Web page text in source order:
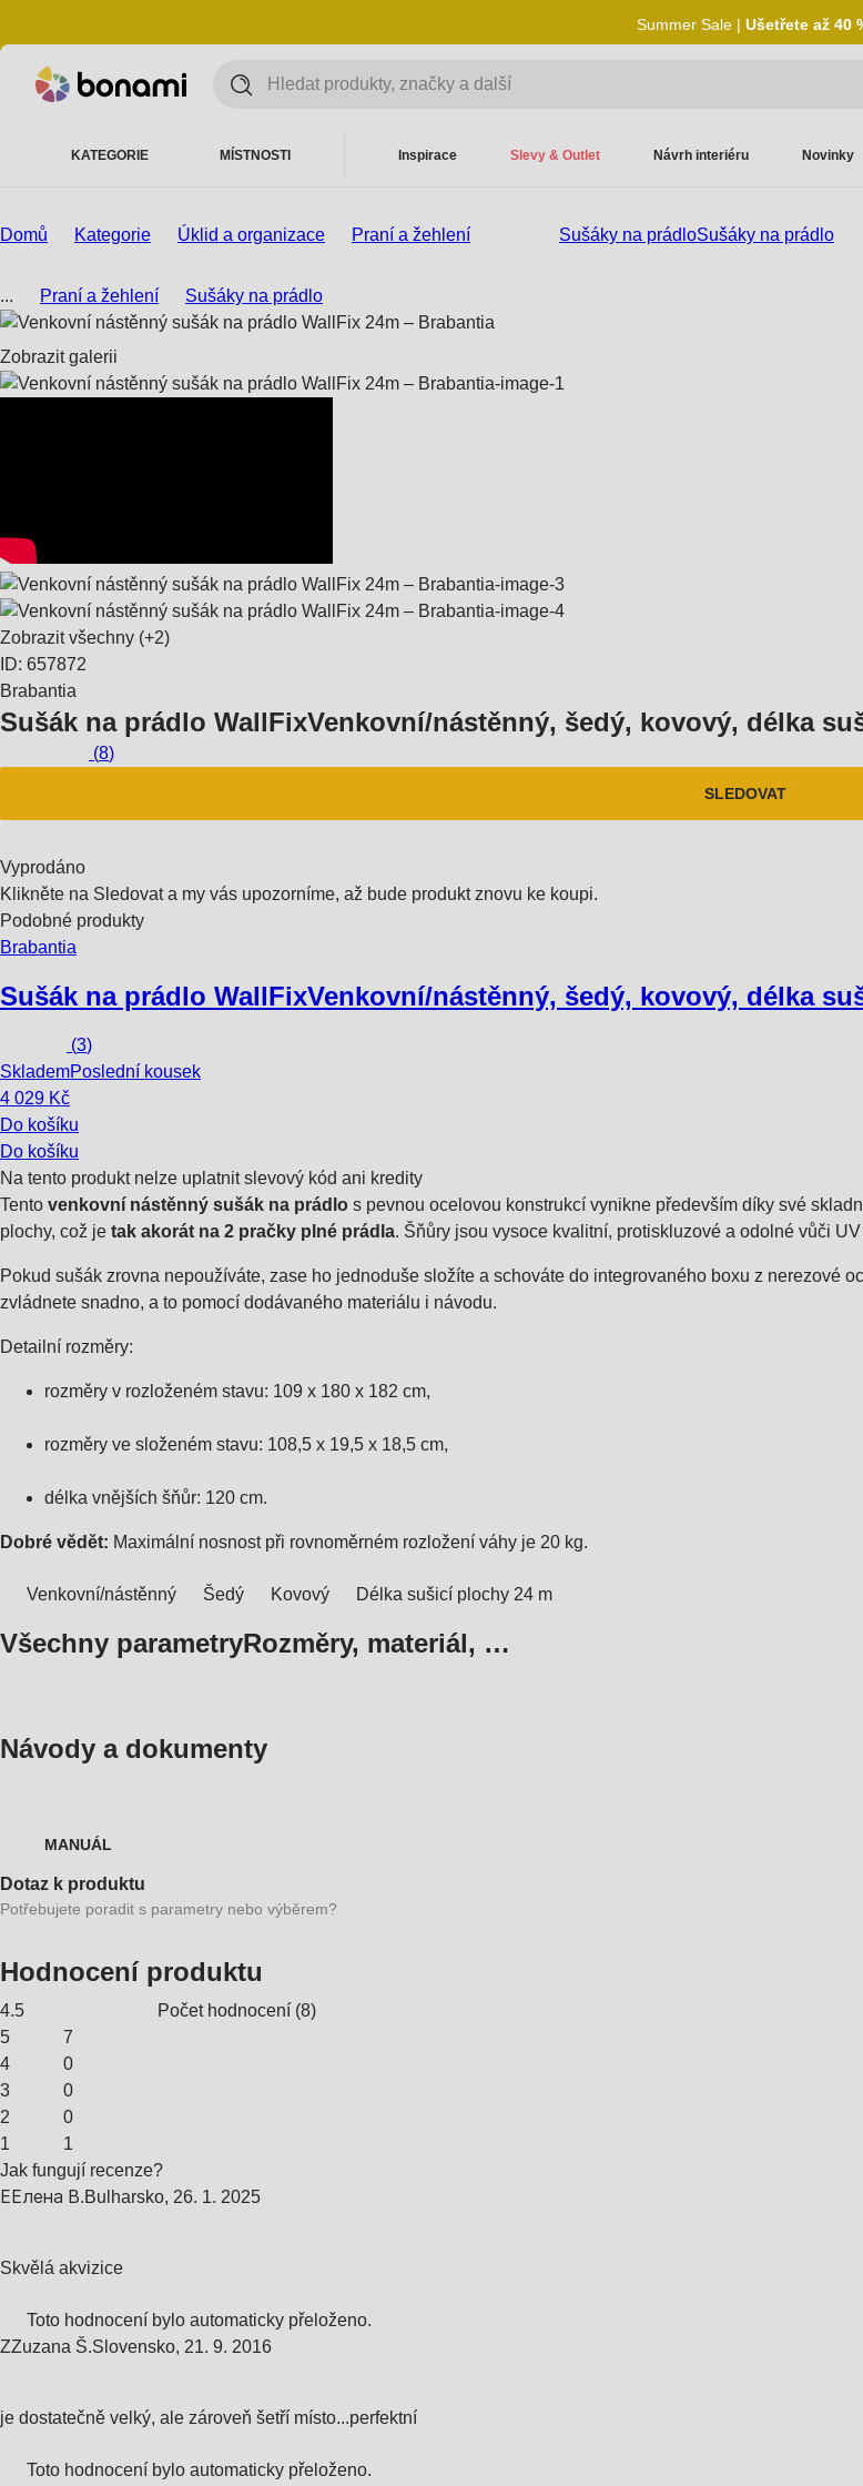
Summer Sale | Ušetřete až 40
KATEGORIE MÍSTNOSTI Inspirace Slevy & Outlet Návrh interiéru Novinky
Domů Kategorie Úklid a organizace Praní a žehlení Sušáky na prádloSušáky na prádlo
... Praní a žehlení Sušáky na prádlo
Zobrazit galerii
Zobrazit všechny (+2)
ID: 657872
Brabantia
Sušák na prádlo WallFixVenkovní/nástěnný, šedý, kovový, délka
(8)
SLEDOVAT
Vyprodáno
Klikněte na Sledovat a my vás upozorníme, až bude produkt znovu ke koupi.
Podobné produkty
Brabantia
Sušák na prádlo WallFixVenkovní/nástěnný, šedý, kovový, délka
(3)
SklademPoslední kousek
4 029 Kč
Do košíku
Do košíku
Na tento produkt nelze uplatnit slevový kód ani kredity
Tento venkovní nástěnný sušák na prádlo s pevnou ocelovou konstrukcí vynikne především díky své
plochy, což je tak akorát na 2 pračky plné prádla. Šňůry jsou vysoce kvalitní, protiskluzové a odolné vůči
Pokud sušák zrovna nepoužíváte, zase ho jednoduše složíte a schováte do integrovaného boxu z nerezové
zvládnete snadno, a to pomocí dodávaného materiálu i návodu.
Detailní rozměry:
rozměry v rozloženém stavu: 109 x 180 x 182 cm,
rozměry ve složeném stavu: 108,5 x 19,5 x 18,5 cm,
délka vnějších šňůr: 120 cm.
Dobré vědět: Maximální nosnost při rovnoměrném rozložení váhy je 20 kg.
Venkovní/nástěnný Šedý Kovový Délka sušicí plochy 24 m
Všechny parametryRozměry, materiál, …
Návody a dokumenty
MANUÁL
Dotaz k produktu
Potřebujete poradit s parametry nebo výběrem?
Hodnocení produktu
4.5 Počet hodnocení (8)
5
7
4
0
3
0
2
0
1
1
Jak fungují recenze?
Е Елена В.Bulharsko, 26. 1. 2025
Skvělá akvizice
Toto hodnocení bylo automaticky přeloženo.
ZZuzana Š.Slovensko, 21. 9. 2016
je dostatečně velký, ale zároveň šetří místo...perfektní
Toto hodnocení bylo automaticky přeloženo.